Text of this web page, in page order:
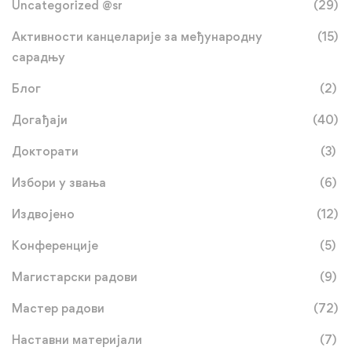
Uncategorized @sr (29)
Активности канцеларије за међународну
сарадњу
(15)
Блог (2)
Догађаји (40)
Докторати (3)
Избори у звања (6)
Издвојено (12)
Конференције (5)
Магистарски радови (9)
Мастер радови (72)
Наставни материјали (7)